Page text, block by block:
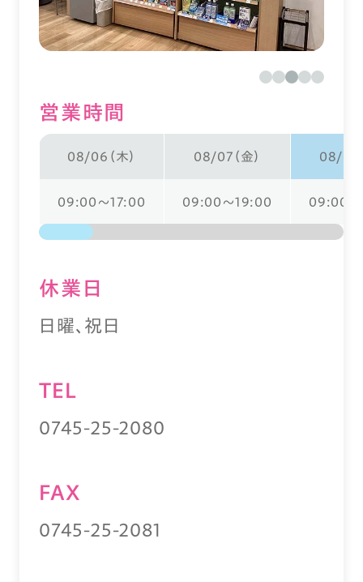
営業時間
08/06（木） 08/07（金） 08/08
09:00～17:00 09:00～19:00 09:00
休業⽇
日曜、祝日
TEL
0745-25-2080
FAX
0745-25-2081